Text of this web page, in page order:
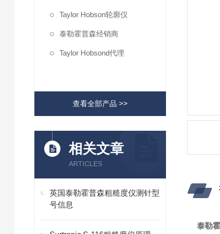
Taylor Hobson轮廓仪
泰勒霍普森经销商
Taylor Hobsond代理
查看全部产品 >>
相关文章
ARTICLES
英国泰勒霍普森粗糙度仪测针型
号信息
泰勒